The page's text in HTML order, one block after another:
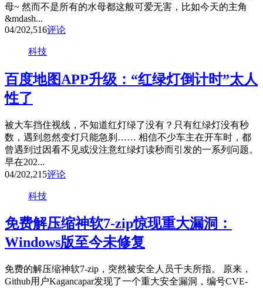
母~ 然而不是所有的水母都这般可爱无害，比如今天的主角
&mdash...
04/202,516评论
科技
百度地图APP升级：“红绿灯倒计时”太人
性了
被大车挡住视线，不知道红灯绿了没有？只有红绿灯没有秒
数，遇到忽然变灯只能急刹…… 相信不少车主在开车时，都
曾遇到过因看不见或没注意红绿灯读秒而引发的一系列问题。
早在202...
04/202,215评论
科技
免费解压缩神软7-zip惊现重大漏洞：
Windows版至今未修复
免费的解压缩神软7-zip，突然被安全人员千夫所指。 原来，
Github用户Kagancapar发现了一个重大安全漏洞，编号CVE-